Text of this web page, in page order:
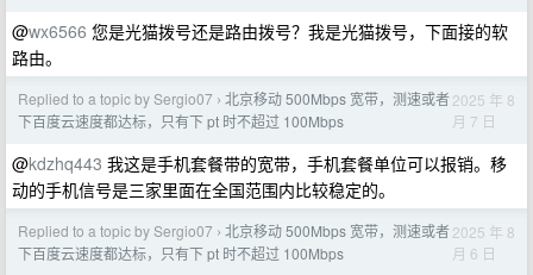
@wx6566 您是光猫拨号还是路由拨号？我是光猫拨号，下面接的软
路由。
Replied to a topic by Sergio07 › 北京移动 500Mbps 宽带，测速或者
下百度云速度都达标，只有下 pt 时不超过 100Mbps
2025 年 8
月 7 日
@kdzhq443 我这是手机套餐带的宽带，手机套餐单位可以报销。移
动的手机信号是三家里面在全国范围内比较稳定的。
Replied to a topic by Sergio07 › 北京移动 500Mbps 宽带，测速或者
下百度云速度都达标，只有下 pt 时不超过 100Mbps
2025 年 8
月 6 日